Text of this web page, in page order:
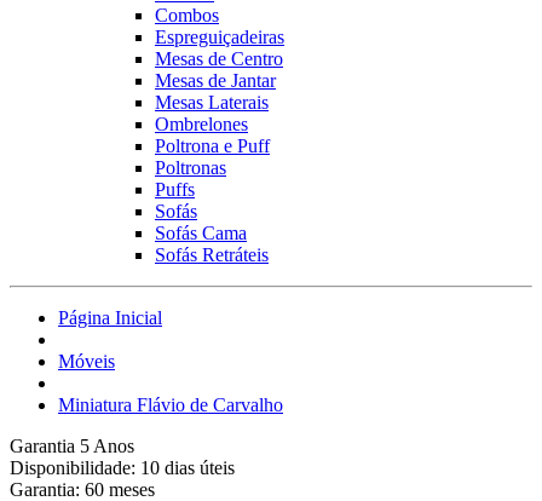
Combos
Espreguiçadeiras
Mesas de Centro
Mesas de Jantar
Mesas Laterais
Ombrelones
Poltrona e Puff
Poltronas
Puffs
Sofás
Sofás Cama
Sofás Retráteis
Página Inicial
Móveis
Miniatura Flávio de Carvalho
Garantia 5 Anos
Disponibilidade: 10 dias úteis
Garantia: 60 meses